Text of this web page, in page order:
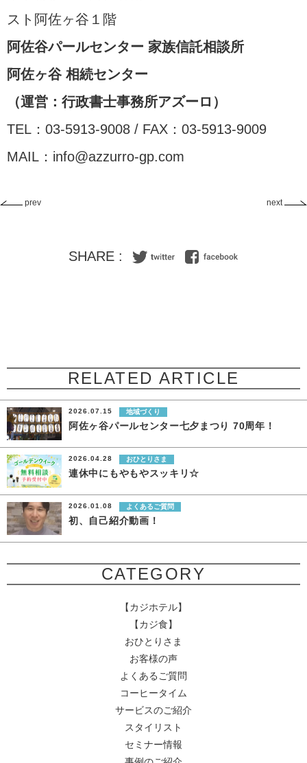
スト阿佐ヶ谷１階
阿佐谷パールセンター 家族信託相談所
阿佐ヶ谷 相続センター
（運営：行政書士事務所アズーロ）
TEL：03-5913-9008 / FAX：03-5913-9009
MAIL：info@azzurro-gp.com
prev next
SHARE :
RELATED ARTICLE
2026.07.15 地域づくり
阿佐ヶ谷パールセンター七夕まつり 70周年！
2026.04.28 おひとりさま
連休中にもやもやスッキリ☆
2026.01.08 よくあるご質問
初、自己紹介動画！
CATEGORY
【カジホテル】
【カジ食】
おひとりさま
お客様の声
よくあるご質問
コーヒータイム
サービスのご紹介
スタイリスト
セミナー情報